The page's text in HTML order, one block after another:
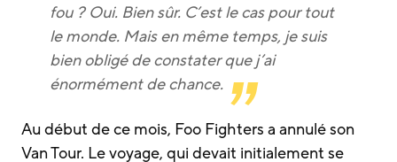
fou ? Oui. Bien sûr. C’est le cas pour tout
le monde. Mais en même temps, je suis
bien obligé de constater que j’ai
énormément de chance.
Au début de ce mois, Foo Fighters a annulé son
Van Tour. Le voyage, qui devait initialement se